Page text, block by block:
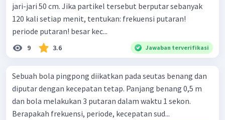
jari-jari 50 cm. Jika partikel tersebut berputar sebanyak
120 kali setiap menit, tentukan: frekuensi putaran!
periode putaran! besar kec...
9 3.6 Jawaban terverifikasi
Sebuah bola pingpong diikatkan pada seutas benang dan
diputar dengan kecepatan tetap. Panjang benang 0,5 m
dan bola melakukan 3 putaran dalam waktu 1 sekon.
Berapakah frekuensi, periode, kecepatan sud...